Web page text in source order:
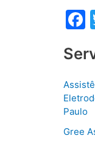
o
Paulo
Gree